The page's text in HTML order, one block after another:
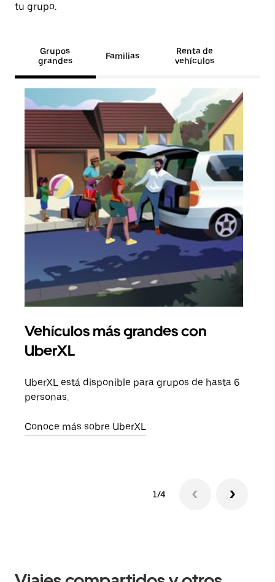
tu grupo.
Grupos
grandes
Familias
Renta de
vehículos
Vehículos más grandes con
UberXL
UberXL está disponible para grupos de hasta 6
personas.
Conoce más sobre UberXL
1/4